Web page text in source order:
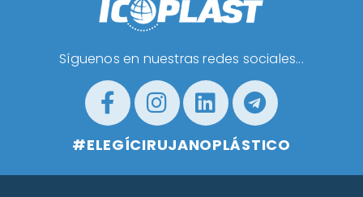
Síguenos en nuestras redes sociales...
#ELEGÍCIRUJANOPLÁSTICO